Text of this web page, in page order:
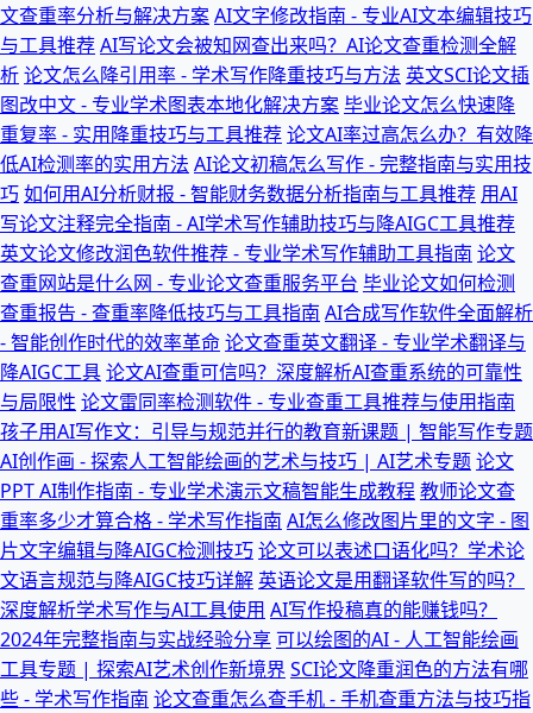
文查重率分析与解决方案AI文字修改指南 - 专业AI文本编辑技巧
与工具推荐AI写论文会被知网查出来吗？AI论文查重检测全解
析论文怎么降引用率 - 学术写作降重技巧与方法 英文SCI论文插
图改中文 - 专业学术图表本地化解决方案毕业论文怎么快速降
重复率 - 实用降重技巧与工具推荐论文AI率过高怎么办？有效降
低AI检测率的实用方法 AI论文初稿怎么写作 - 完整指南与实用技
巧如何用AI分析财报 - 智能财务数据分析指南与工具推荐 用AI
写论文注释完全指南 - AI学术写作辅助技巧与降AIGC工具推荐
英文论文修改润色软件推荐 - 专业学术写作辅助工具指南 论文
查重网站是什么网 - 专业论文查重服务平台 毕业论文如何检测
查重报告 - 查重率降低技巧与工具指南 AI合成写作软件全面解析
- 智能创作时代的效率革命论文查重英文翻译 - 专业学术翻译与
降AIGC工具论文AI查重可信吗？深度解析AI查重系统的可靠性
与局限性 论文雷同率检测软件 - 专业查重工具推荐与使用指南
孩子用AI写作文：引导与规范并行的教育新课题 | 智能写作专题
AI创作画 - 探索人工智能绘画的艺术与技巧 | AI艺术专题论文
PPT AI制作指南 - 专业学术演示文稿智能生成教程 教师论文查
重率多少才算合格 - 学术写作指南 AI怎么修改图片里的文字 - 图
片文字编辑与降AIGC检测技巧论文可以表述口语化吗？学术论
文语言规范与降AIGC技巧详解 英语论文是用翻译软件写的吗？
深度解析学术写作与AI工具使用 AI写作投稿真的能赚钱吗？
2024年完整指南与实战经验分享可以绘图的AI - 人工智能绘画
工具专题 | 探索AI艺术创作新境界 SCI论文降重润色的方法有哪
些 - 学术写作指南 论文查重怎么查手机 - 手机查重方法与技巧指